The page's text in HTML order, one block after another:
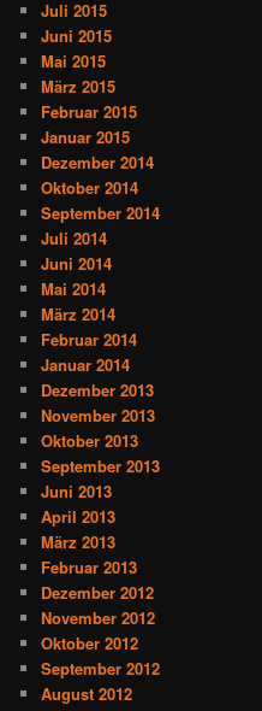
Juli 2015
Juni 2015
Mai 2015
März 2015
Februar 2015
Januar 2015
Dezember 2014
Oktober 2014
September 2014
Juli 2014
Juni 2014
Mai 2014
März 2014
Februar 2014
Januar 2014
Dezember 2013
November 2013
Oktober 2013
September 2013
Juni 2013
April 2013
März 2013
Februar 2013
Dezember 2012
November 2012
Oktober 2012
September 2012
August 2012